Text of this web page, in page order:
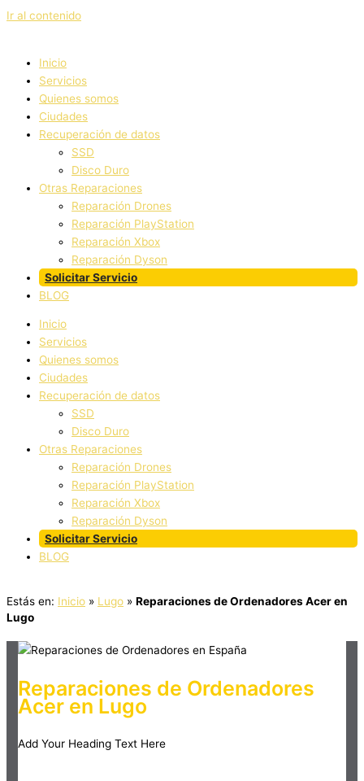
Ir al contenido
Inicio
Servicios
Quienes somos
Ciudades
Recuperación de datos
SSD
Disco Duro
Otras Reparaciones
Reparación Drones
Reparación PlayStation
Reparación Xbox
Reparación Dyson
Solicitar Servicio
BLOG
Inicio
Servicios
Quienes somos
Ciudades
Recuperación de datos
SSD
Disco Duro
Otras Reparaciones
Reparación Drones
Reparación PlayStation
Reparación Xbox
Reparación Dyson
Solicitar Servicio
BLOG
Estás en: Inicio » Lugo » Reparaciones de Ordenadores Acer en
Lugo
Reparaciones de Ordenadores
Acer en Lugo
Add Your Heading Text Here